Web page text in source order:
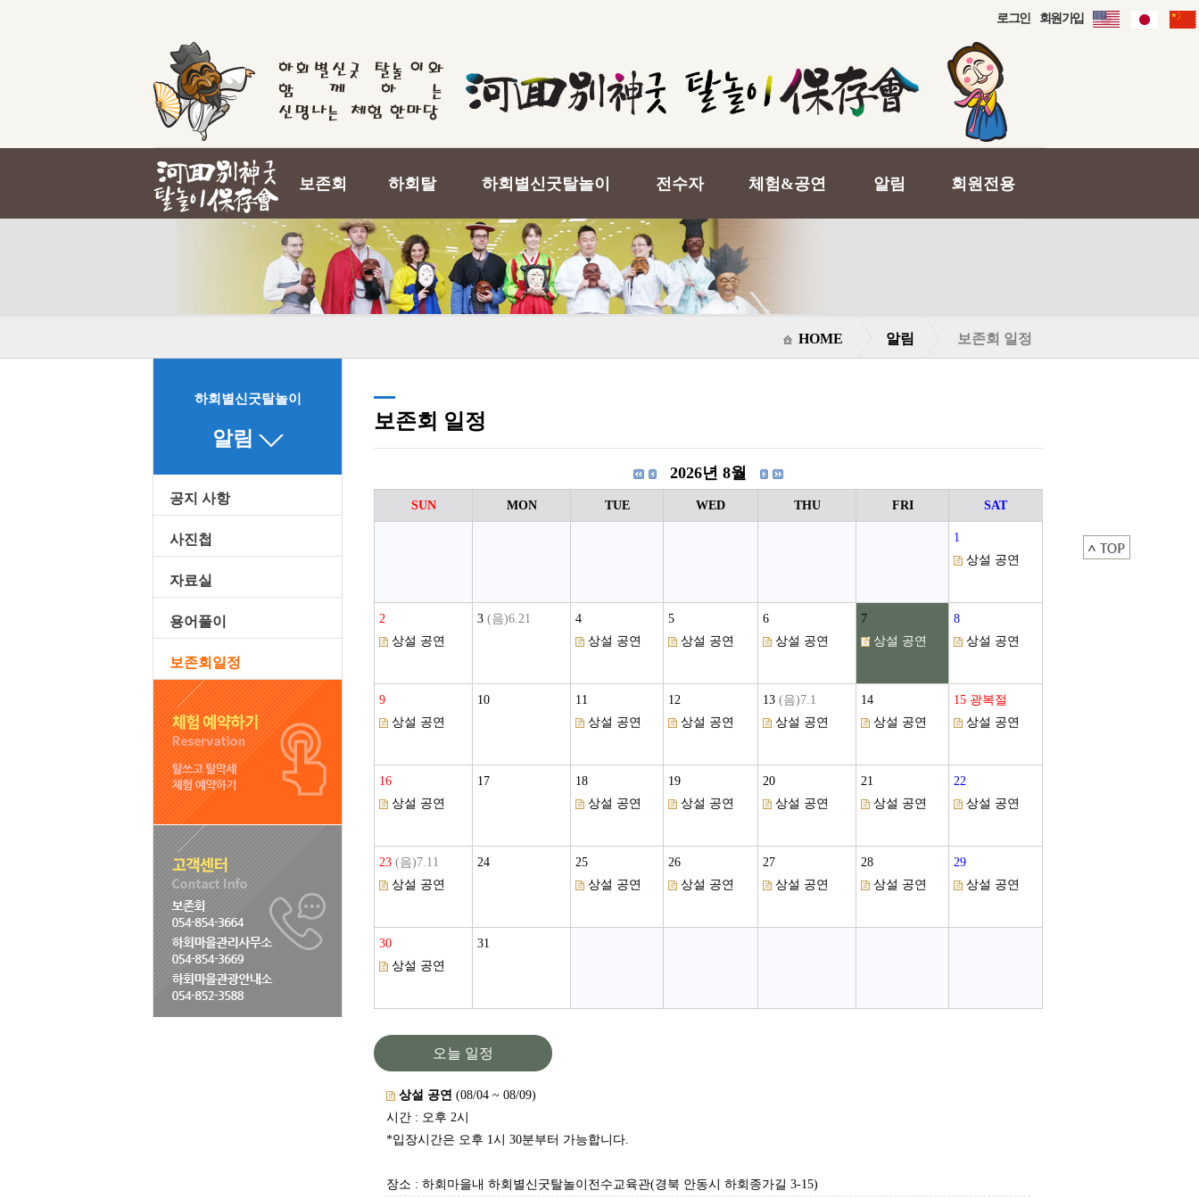
로그인 회원가입
보존회 하회탈 하회별신굿탈놀이 전수자 체험&공연 알림 회원전용
HOME 알림 보존회 일정
하회별신굿탈놀이
알림
공지 사항
사진첩
자료실
용어풀이
보존회일정
보존회 일정
2026년 8월
SUN MON TUE WED THU FRI SAT
1
상설 공연
2
상설 공연
3 (음)6.21
4
상설 공연
5
상설 공연
6
상설 공연
7
상설 공연
8
상설 공연
9
상설 공연
10
11
상설 공연
12
상설 공연
13 (음)7.1
상설 공연
14
상설 공연
15 광복절
상설 공연
16
상설 공연
17
18
상설 공연
19
상설 공연
20
상설 공연
21
상설 공연
22
상설 공연
23 (음)7.11
상설 공연
24
25
상설 공연
26
상설 공연
27
상설 공연
28
상설 공연
29
상설 공연
30
상설 공연
31
오늘 일정
상설 공연 (08/04 ~ 08/09)
시간 : 오후 2시
*입장시간은 오후 1시 30분부터 가능합니다.
장소 : 하회마을내 하회별신굿탈놀이전수교육관(경북 안동시 하회종가길 3-15)